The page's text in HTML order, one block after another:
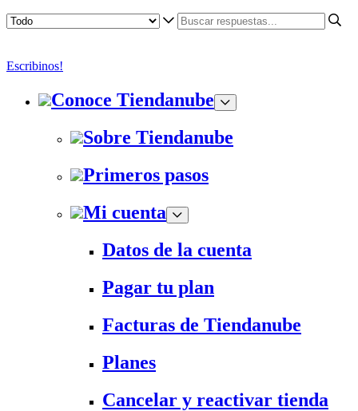
Escribinos!
Conoce Tiendanube
Sobre Tiendanube
Primeros pasos
Mi cuenta
Datos de la cuenta
Pagar tu plan
Facturas de Tiendanube
Planes
Cancelar y reactivar tienda